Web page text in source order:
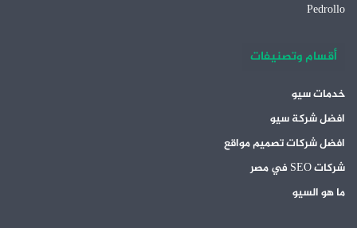
Pedrollo
أقسام وتصنيفات
خدمات سيو
افضل شركة سيو
افضل شركات تصميم مواقع
شركات SEO في مصر
ما هو السيو